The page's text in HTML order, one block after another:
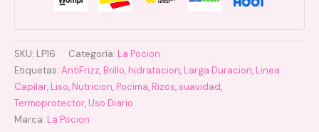
SKU: LP16 Categoría: La Pocion
Etiquetas: AntiFrizz, Brillo, hidratacion, Larga Duracion, Linea
Capilar, Liso, Nutricion, Pocima, Rizos,suavidad,
Termoprotector, Uso Diario
Marca: La Pocion